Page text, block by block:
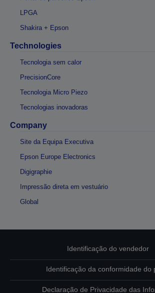
LPGA
Shakira + Epson
Technologies
Tecnologia sem calor
PrecisionCore
Tecnologia Micro Piezo
Tecnologias inovadoras
Company
Site da Equipa Executiva
Epson Europe Electronics
Digigraphie
Impressão direta em vestuário
Global
Identificação do vendedor
Identificação da conformidade do
Declaração de Privacidade das